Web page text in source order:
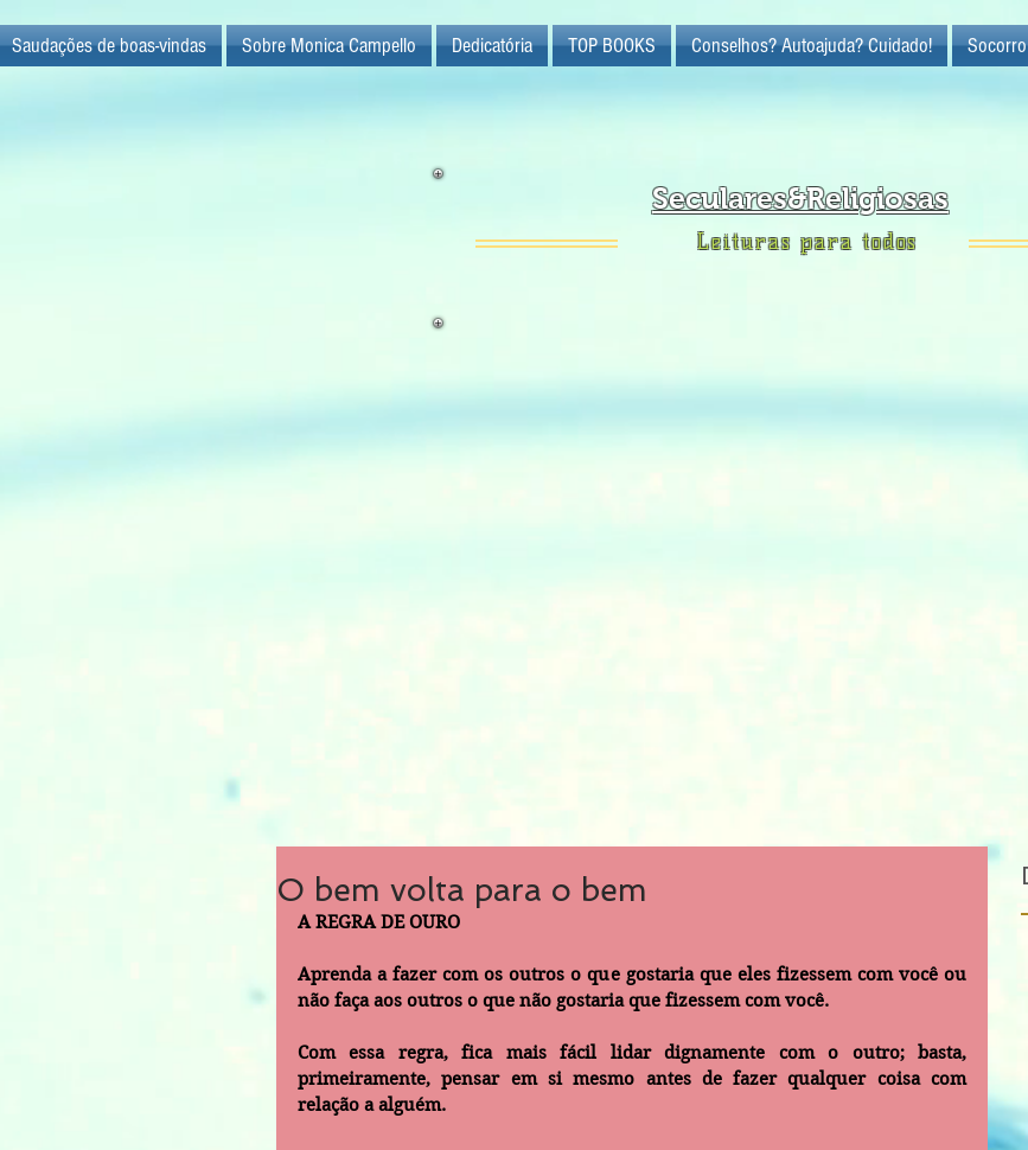
Saudações de boas-vindas Sobre Monica Campello Dedicatória TOP BOOKS Conselhos? Autoajuda? Cuidado!
Seculares&Religiosas
Leituras para todos
O bem volta para o bem
A REGRA DE OURO
Aprenda a fazer com os outros o que gostaria que eles fizessem com você ou
não faça aos outros o que não gostaria que fizessem com você.
Com essa regra, fica mais fácil lidar dignamente com o outro; basta,
primeiramente, pensar em si mesmo antes de fazer qualquer coisa com
relação a alguém.